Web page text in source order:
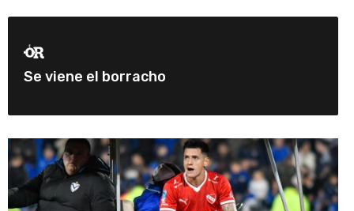
Se viene el borracho